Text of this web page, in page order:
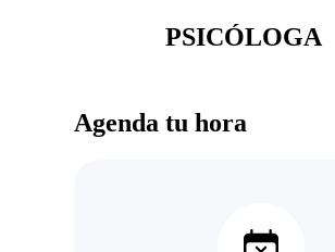
PSICÓLOGA
Agenda tu hora